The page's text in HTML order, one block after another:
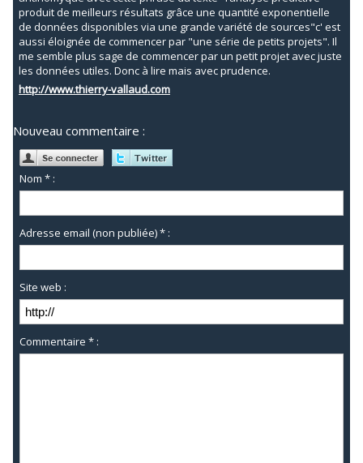
produit de meilleurs résultats grâce une quantité exponentielle
de données disponibles via une grande variété de sources"c' est
aussi éloignée de commencer par "une série de petits projets". Il
me semble plus sage de commencer par un petit projet avec juste
les données utiles. Donc à lire mais avec prudence.
http://www.thierry-vallaud.com
Nouveau commentaire :
Nom * :
Adresse email (non publiée) * :
Site web :
Commentaire * :